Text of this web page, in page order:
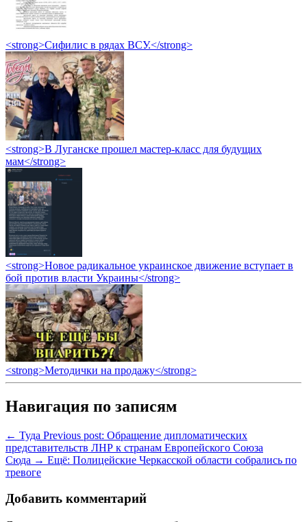
<strong>Сифилис в рядах ВСУ.</strong>
<strong>В Луганске прошел мастер-класс для будущих
мам</strong>
<strong>Новое радикальное украинское движение вступает в
бой против власти Украины</strong>
<strong>Методички на продажу</strong>
Навигация по записям
← Туда Previous post: Обращение дипломатических
представительств ЛНР к странам Европейского Союза
Сюда → Ещё: Полицейские Черкасской области собрались по
тревоге
Добавить комментарий